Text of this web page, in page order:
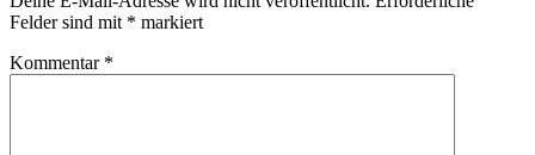
Felder sind mit * markiert
Kommentar *